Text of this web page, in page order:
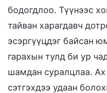
бодогдлоо. Түүнээс
тайван харагдавч
эсэргүүцдэг байсан
гарахын тулд би ур
шамдан суралцлаа. Ах
сэтгэхдээ удаан